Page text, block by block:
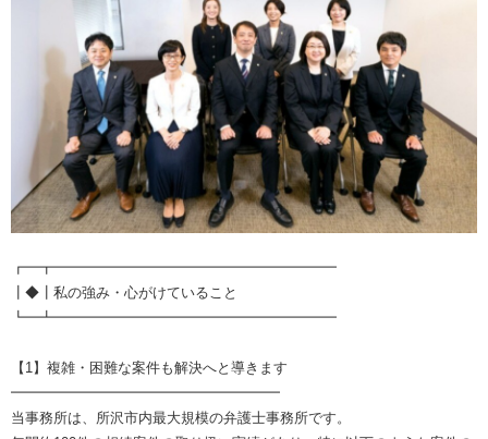
┏━┳━━━━━━━━━━━━━━━━━━━━
┃◆┃私の強み・心がけていること
┗━┻━━━━━━━━━━━━━━━━━━━━
【1】複雑・困難な案件も解決へと導きます
━━━━━━━━━━━━━━━━━━━
当事務所は、所沢市内最大規模の弁護士事務所です。